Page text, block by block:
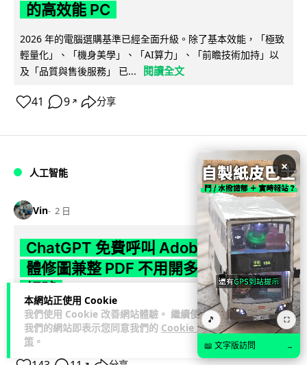
本網站正使用 Cookie
我們使用 Cookie 改善網站體驗。 繼續使用
我們的網站即表示您同意我們的 Cookie 政
策 。
的高效能 PC
2026 年的電腦選購基準已經全面升級。除了基本效能，「極致
輕量化」、「機身美學」、「AI算力」、「前瞻技術加持」以
及「品質與售後服務」 已...
閱讀全文
41 9 ↗ 分享
人工智能
Vin 2 日
ChatGPT 免費呼叫 Adobe 一句話跨軟
體修圖兼整 PDF 不用開多個 APP 兼免
Adobe 宣布推出全新統一版 Adobe for ChatGPT 外掛，取代
去年推出三個獨立 connector，將 Photoshop、... 閱讀全文
×
🎵 ⛶
📖 文字版訪問 →